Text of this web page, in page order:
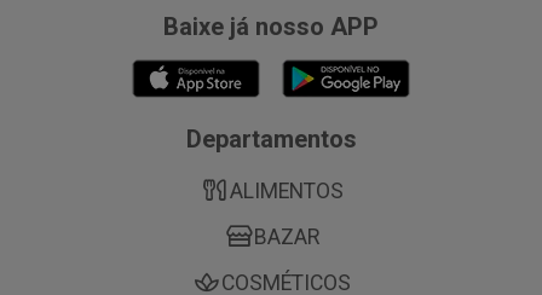
Baixe já nosso APP
Departamentos
ALIMENTOS
BAZAR
COSMÉTICOS